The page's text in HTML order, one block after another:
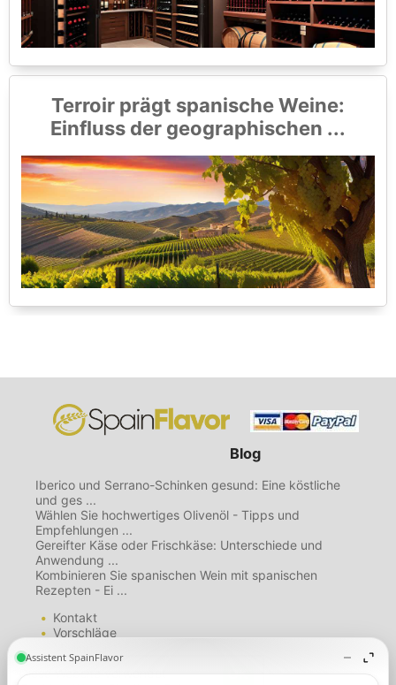
Terroir prägt spanische Weine:
Einfluss der geographischen ...
Blog
Iberico und Serrano-Schinken gesund: Eine köstliche
und ges ...
Wählen Sie hochwertiges Olivenöl - Tipps und
Empfehlungen ...
Gereifter Käse oder Frischkäse: Unterschiede und
Anwendung ...
Kombinieren Sie spanischen Wein mit spanischen
Rezepten - Ei ...
Kontakt
Vorschläge
Über uns